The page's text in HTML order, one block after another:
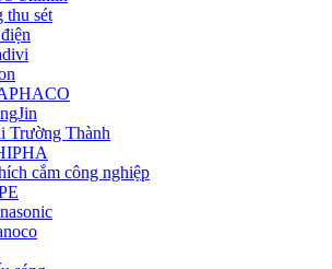
thu sét
Trường Thành
cắm công nghiệp